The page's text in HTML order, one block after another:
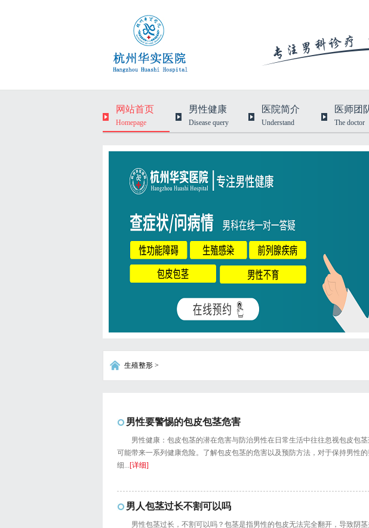
网站首页
Homepage
男性健康
Disease query
医院简介
Understand
医师团
The doctor
生殖整形 >
男性要警惕的包皮包茎危害
男性健康：包皮包茎的潜在危害与防治男性在日常生活中往往忽视包皮包
可能带来一系列健康危险。了解包皮包茎的危害以及预防方法，对于保持男性
细...[详细]
男人包茎过长不割可以吗
男性包茎过长，不割可以吗？包茎是指男性的包皮无法完全翻开，导致阴